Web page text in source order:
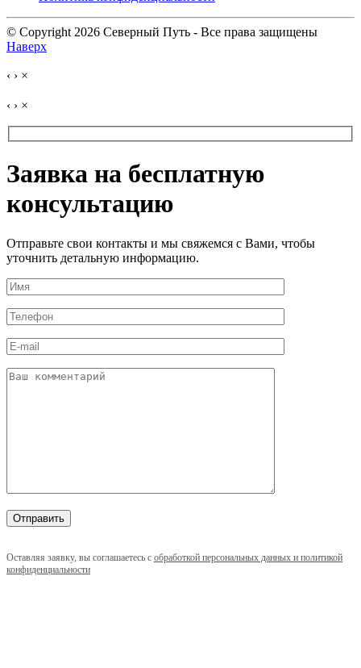
© Copyright 2026 Северный Путь - Все права защищены
Наверх
‹ › ×
‹ › ×
Заявка на бесплатную
консультацию
Отправьте свои контакты и мы свяжемся с Вами, чтобы
уточнить детальную информацию.
Оставляя заявку, вы соглашаетесь с обработкой персональных данных и политикой
конфиденциальности